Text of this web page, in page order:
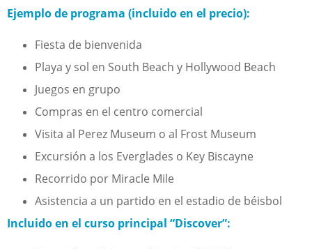
Ejemplo de programa (incluido en el precio):
Fiesta de bienvenida
Playa y sol en South Beach y Hollywood Beach
Juegos en grupo
Compras en el centro comercial
Visita al Perez Museum o al Frost Museum
Excursión a los Everglades o Key Biscayne
Recorrido por Miracle Mile
Asistencia a un partido en el estadio de béisbol
Incluido en el curso principal “Discover”: